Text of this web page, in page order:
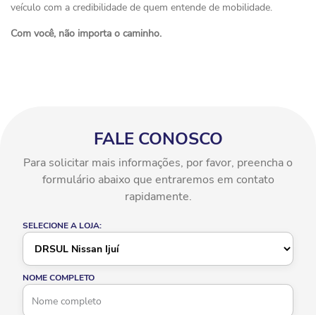
veículo com a credibilidade de quem entende de mobilidade.
Com você, não importa o caminho.
FALE CONOSCO
Para solicitar mais informações, por favor, preencha o
formulário abaixo que entraremos em contato
rapidamente.
SELECIONE A LOJA:
NOME COMPLETO